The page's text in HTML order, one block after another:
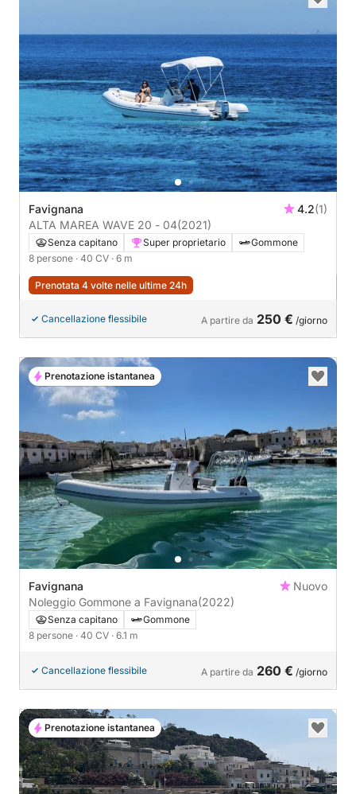
Favignana 4.2(1)
ALTA MAREA WAVE 20 - 04(2021)
Senza capitano Super proprietario
Gommone
8 persone · 40 CV · 6 m
Prenotata 4 volte nelle ultime 24h
Cancellazione flessibile A partire da 250 € /giorno
Favignana
Nuovo
Noleggio Gommone a Favignana(2022)
Senza capitano
Gommone
8 persone · 40 CV · 6.1 m
Cancellazione flessibile A partire da 260 € /giorno
Prenotazione istantanea
Prenotazione istantanea